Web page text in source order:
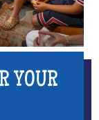
YOUR